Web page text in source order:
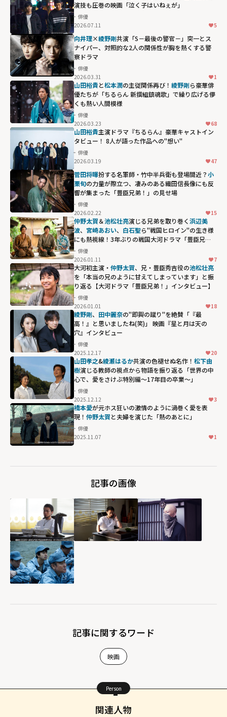
演技も圧巻の映画「泣く子はいねぇが」
俳優
2026.07.11
5
向井理×綾野剛共演「S－最後の警官－」――突一とス
ナイパー、対照的な2人の関係性が胸を熱くする警
察ドラマ
俳優
2026.03.31
1
山田裕貴と松本潤の主従関係再び！ 綾野剛ら豪華俳
優たちが「ちるらん 新撰組鎮魂歌」で繰り広げる儚
くも熱い人間模様
俳優
2026.03.23
68
山田裕貴主演ドラマ『ちるらん』豪華キャストイン
タビュー！ 8人が語った作品への"想い"
俳優
2026.03.19
47
菅田将暉扮する名軍師・竹中半兵衛も登場間近？小
栗旬の力量が際立つ、凄みのある織田信長像にも反
響が集まった「豊臣兄弟！」の見せ場
俳優
2026.02.22
15
仲野太賀＆池松壮亮演じる兄弟を取り巻く浜辺美
波、 宮崎あおい、 白石聖ら"戦国ヒロイン"の生き様
にも熱視線！3年ぶりの戦国大河ドラマ「豊臣兄
弟！」
俳優
2026.01.11
7
大河初主演・ 仲野太賀、兄・豊臣秀吉役の池松壮亮
を「本当の兄のように甘えてしまっています」と振
り返る【大河ドラマ「豊臣兄弟！」インタビュー】
俳優
2026.01.01
18
綾野剛、 ⽥中麗奈の"即興の蹴り"を絶賛「『最
高！』と思いましたね(笑)」 映画『星と月は天の
穴』インタビュー
俳優
2025.12.17
20
山田孝之&綾瀬はるか共演の色褪せぬ名作！ 松下由
樹演じる教師の視点から物語を振り返る「世界の中
心で、愛をさけぶ特別編〜17年目の卒業〜」
俳優
2025.12.12
3
橋本愛が元ホス狂いの激情のように渦巻く愛を表
現！ 仲野太賀と夫婦を演じた「熱のあとに」
俳優
2025.11.07
1
記事の画像
記事に関するワード
映画
Person
関連人物